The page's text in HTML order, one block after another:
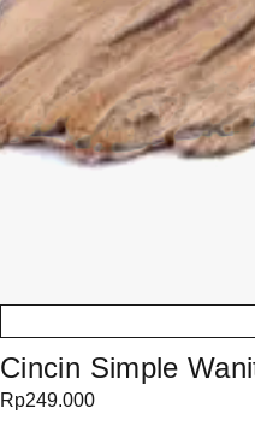
Cincin Simple
Rp249.000